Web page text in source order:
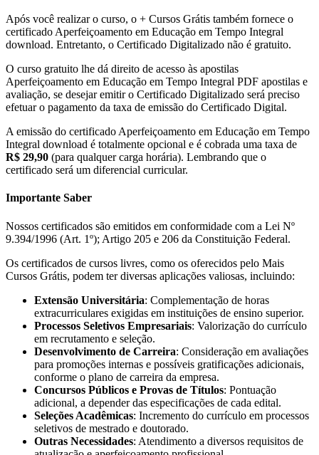
Após você realizar o curso, o + Cursos Grátis também fornece o
certificado Aperfeiçoamento em Educação em Tempo Integral
download. Entretanto, o Certificado Digitalizado não é gratuito.
O curso gratuito lhe dá direito de acesso às apostilas
Aperfeiçoamento em Educação em Tempo Integral PDF apostilas e
avaliação, se desejar emitir o Certificado Digitalizado será preciso
efetuar o pagamento da taxa de emissão do Certificado Digital.
A emissão do certificado Aperfeiçoamento em Educação em Tempo
Integral download é totalmente opcional e é cobrada uma taxa de
R$ 29,90 (para qualquer carga horária). Lembrando que o
certificado será um diferencial curricular.
Importante Saber
Nossos certificados são emitidos em conformidade com a Lei Nº
9.394/1996 (Art. 1º); Artigo 205 e 206 da Constituição Federal.
Os certificados de cursos livres, como os oferecidos pelo Mais
Cursos Grátis, podem ter diversas aplicações valiosas, incluindo:
Extensão Universitária: Complementação de horas
extracurriculares exigidas em instituições de ensino superior.
Processos Seletivos Empresariais: Valorização do currículo
em recrutamento e seleção.
Desenvolvimento de Carreira: Consideração em avaliações
para promoções internas e possíveis gratificações adicionais,
conforme o plano de carreira da empresa.
Concursos Públicos e Provas de Títulos: Pontuação
adicional, a depender das especificações de cada edital.
Seleções Acadêmicas: Incremento do currículo em processos
seletivos de mestrado e doutorado.
Outras Necessidades: Atendimento a diversos requisitos de